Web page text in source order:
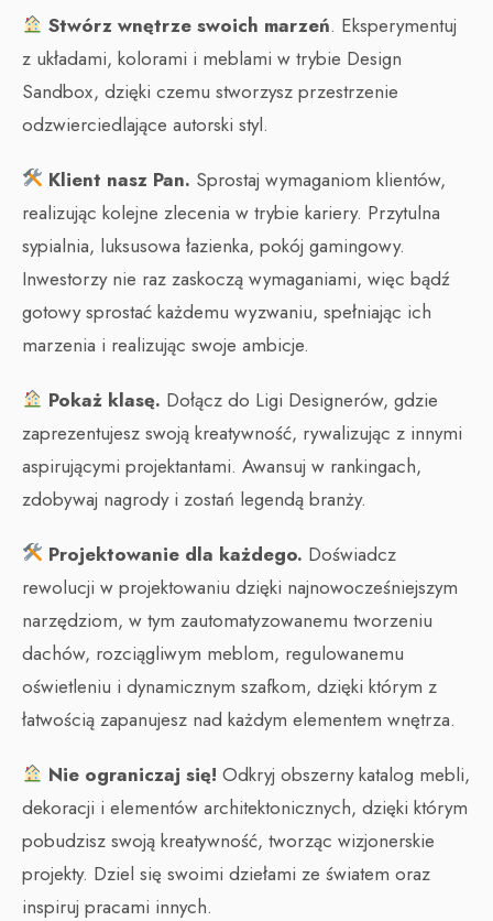
Stwórz wnętrze swoich marzeń. Eksperymentuj
z układami, kolorami i meblami w trybie Design
Sandbox, dzięki czemu stworzysz przestrzenie
odzwierciedlające autorski styl.
Klient nasz Pan. Sprostaj wymaganiom klientów,
realizując kolejne zlecenia w trybie kariery. Przytulna
sypialnia, luksusowa łazienka, pokój gamingowy.
Inwestorzy nie raz zaskoczą wymaganiami, więc bądź
gotowy sprostać każdemu wyzwaniu, spełniając ich
marzenia i realizując swoje ambicje.
Pokaż klasę. Dołącz do Ligi Designerów, gdzie
zaprezentujesz swoją kreatywność, rywalizując z innymi
aspirującymi projektantami. Awansuj w rankingach,
zdobywaj nagrody i zostań legendą branży.
Projektowanie dla każdego. Doświadcz
rewolucji w projektowaniu dzięki najnowocześniejszym
narzędziom, w tym zautomatyzowanemu tworzeniu
dachów, rozciągliwym meblom, regulowanemu
oświetleniu i dynamicznym szafkom, dzięki którym z
łatwością zapanujesz nad każdym elementem wnętrza.
Nie ograniczaj się! Odkryj obszerny katalog mebli,
dekoracji i elementów architektonicznych, dzięki którym
pobudzisz swoją kreatywność, tworząc wizjonerskie
projekty. Dziel się swoimi dziełami ze światem oraz
inspiruj pracami innych.